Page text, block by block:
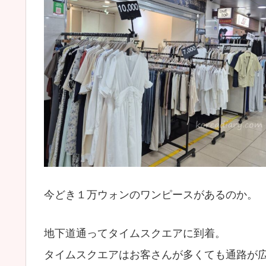
今どき１万ウォンのワンピースがあるのか。
地下道通ってタイムスクエアに到着。
タイムスクエアはお客さんが多くても通路が